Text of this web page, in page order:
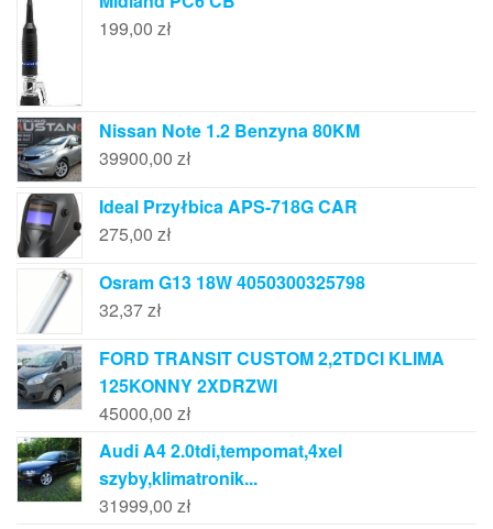
199,00 zł
Nissan Note 1.2 Benzyna 80KM
39900,00 zł
Ideal Przyłbica APS-718G CAR
275,00 zł
Osram G13 18W 4050300325798
32,37zł
FORD TRANSIT CUSTOM 2,2TDCI KLIMA
125KONNY 2XDRZWI
45000,00 zł
Audi A4 2.0tdi,tempomat,4xel
szyby,klimatronik...
31999,00 zł